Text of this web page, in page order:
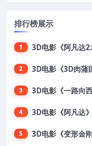
排行榜展示
1
2
3 3D电影《一路向
4 3D电影《阿凡达
5